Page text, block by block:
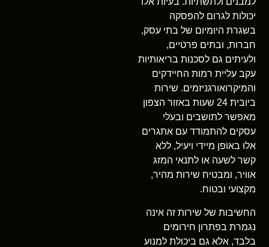
יכולות לגרום להפסקה
בשגרת היומיום של בתי עסק,
חברות, ובתים פרטיים,
ולעיתים גם לסכנות בריאותיות
עקב עליית רמות החיידקים
והמיקרואורגניזמים. שירות
ביובית 24 שעות באזור הצפון
מאפשר לתושבים ובעלי
עסקים להתמודד עם אתגרים
אלו באופן מיידי ויעיל, ללא
קשר לשעה או לתנאי המזג
אוויר, ומבטיח שירות מהיר,
מקצועי ובטוח.
החשיבות של שירות זה אינה
נגמרת בפתרון חירומים
בלבד, אלא גם ביכולת למנוע